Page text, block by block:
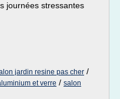
journées stressantes
jardin resine pas cher /
et verre / salon